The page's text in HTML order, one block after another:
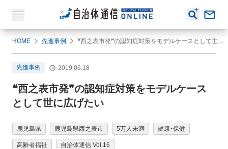
HOME 先進事例 ❝西之表市発❞の認知症対策をモデルケースとして世に広げたい
先進事例 2019.06.18
❝西之表市発❞の認知症対策をモデルケース
として世に広げたい
鹿児島県 鹿児島県西之表市 5万人未満 健康・保健
高齢者福祉 自治体通信 Vol.16